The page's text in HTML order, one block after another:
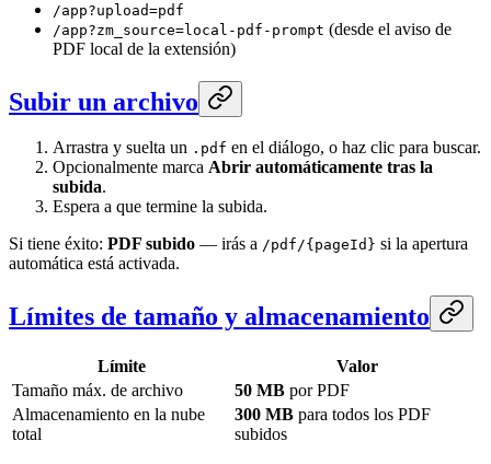
/app?upload=pdf
/app?zm_source=local-pdf-prompt (desde el aviso de
PDF local de la extensión)
Subir un archivo
Arrastra y suelta un .pdf en el diálogo, o haz clic para buscar.
Opcionalmente marca Abrir automáticamente tras la
subida.
Espera a que termine la subida.
Si tiene éxito: PDF subido — irás a /pdf/{pageId} si la apertura
automática está activada.
Límites de tamaño y almacenamiento
Límite
Valor
Tamaño máx. de archivo
50 MB por PDF
Almacenamiento en la nube
total
300 MB para todos los PDF
subidos